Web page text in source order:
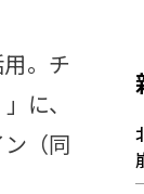
。チ
に、
（同